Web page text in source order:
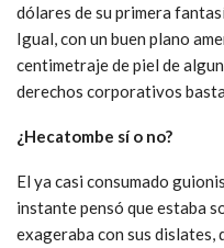
dólares de su primera
Igual, con un buen plano
centimetraje de piel de
derechos corporativos
¿Hecatombe sí o no?
El ya casi consumado
instante pensó que estaba
exageraba con sus dislates,